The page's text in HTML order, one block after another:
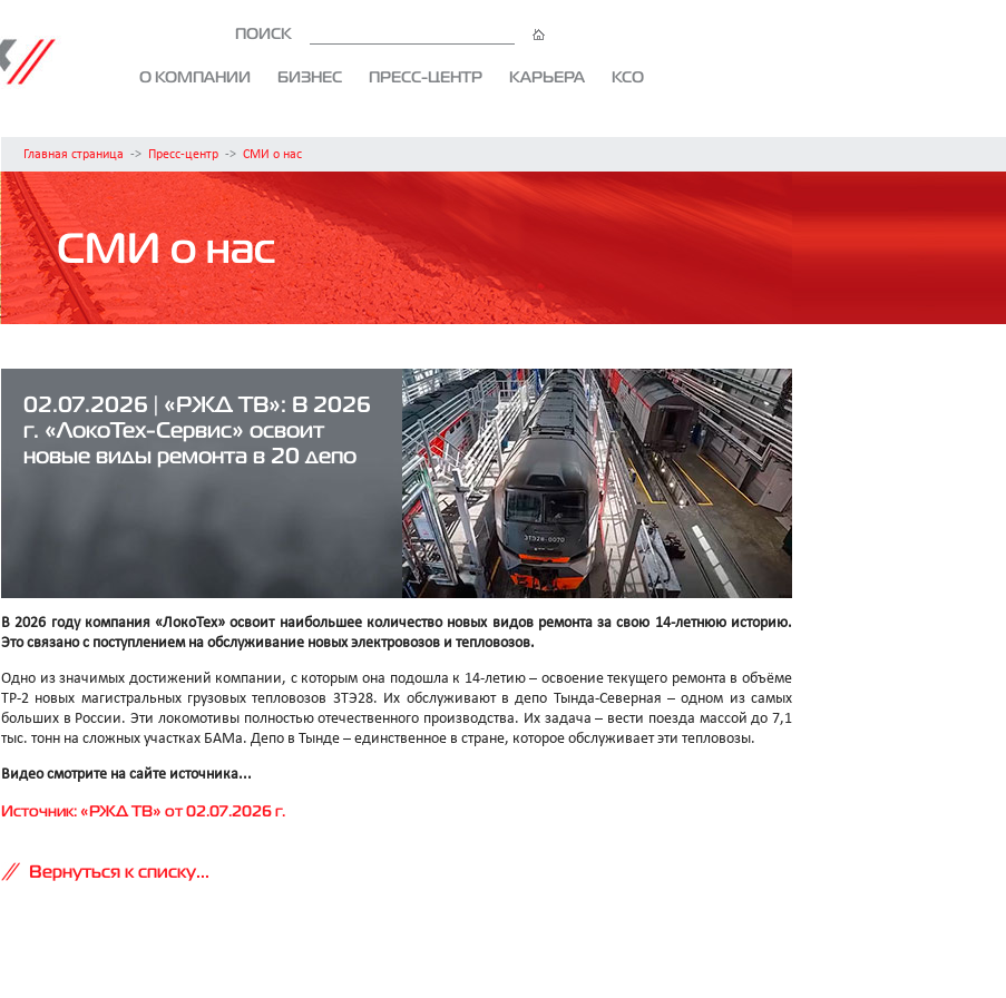
ПОИСК
О КОМПАНИИ БИЗНЕС ПРЕСС-ЦЕНТР КАРЬЕРА КСО
Главная страница -> Пресс-центр -> СМИ о нас
СМИ о нас
02.07.2026 | «РЖД ТВ»: В 2026
г. «ЛокоТех-Сервис» освоит
новые виды ремонта в 20 депо
В 2026 году компания «ЛокоТех» освоит наибольшее количество новых видов ремонта за свою 14-летнюю историю.
Это связано с поступлением на обслуживание новых электровозов и тепловозов.
Одно из значимых достижений компании, с которым она подошла к 14-летию – освоение текущего ремонта в объёме
ТР-2 новых магистральных грузовых тепловозов 3ТЭ28. Их обслуживают в депо Тында-Северная – одном из самых
больших в России. Эти локомотивы полностью отечественного производства. Их задача – вести поезда массой до 7,1
тыс. тонн на сложных участках БАМа. Депо в Тынде – единственное в стране, которое обслуживает эти тепловозы.
Видео смотрите на сайте источника...
Источник: «РЖД ТВ» от 02.07.2026 г.
Вернуться к списку...